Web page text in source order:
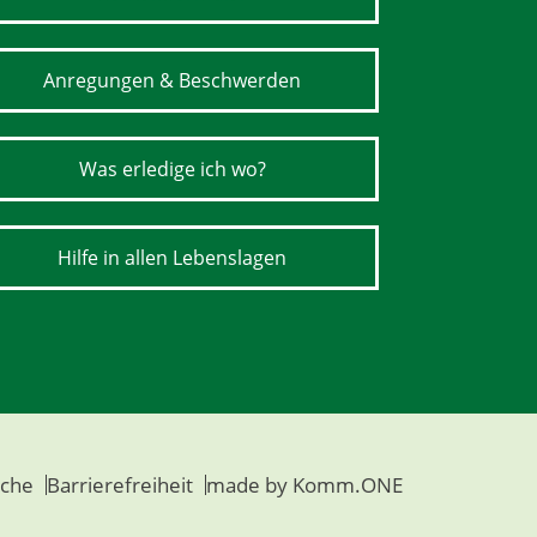
Anregungen & Beschwerden
Was erledige ich wo?
Hilfe in allen Lebenslagen
Barrierefreiheit made by Komm.ONE